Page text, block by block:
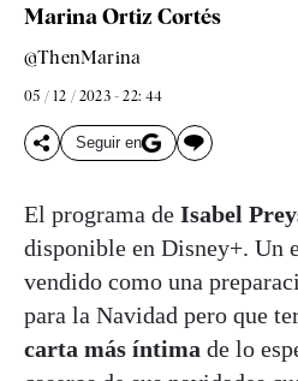
Marina Ortiz Cortés
@ThenMarina
05 / 12 / 2023 - 22: 44
Seguir en
El programa de Isabel
disponible en Disney+. Un
vendido como una
para la Navidad pero que
carta más íntima de lo